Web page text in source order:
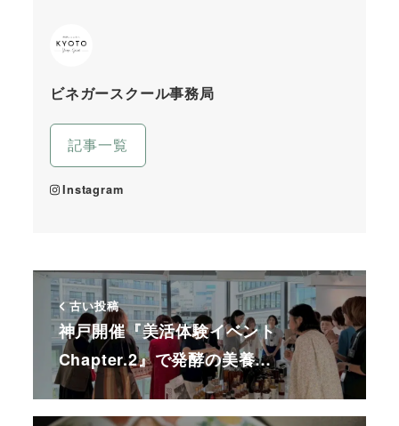
ビネガースクール事務局
記事一覧
Instagram
古い投稿
神戸開催『美活体験イベント
Chapter.2』で発酵の美養…